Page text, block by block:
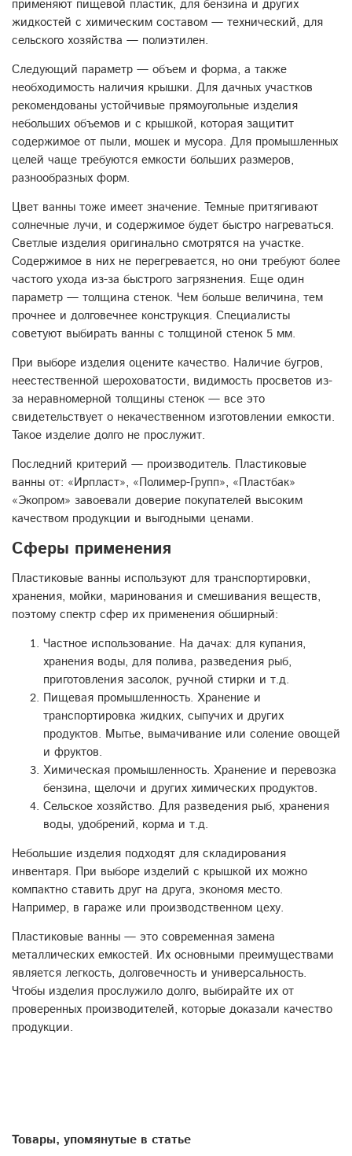
применяют пищевой пластик, для бензина и других
жидкостей с химическим составом — технический, для
сельского хозяйства — полиэтилен.
Следующий параметр — объем и форма, а также
необходимость наличия крышки. Для дачных участков
рекомендованы устойчивые прямоугольные изделия
небольших объемов и с крышкой, которая защитит
содержимое от пыли, мошек и мусора. Для промышленных
целей чаще требуются емкости больших размеров,
разнообразных форм.
Цвет ванны тоже имеет значение. Темные притягивают
солнечные лучи, и содержимое будет быстро нагреваться.
Светлые изделия оригинально смотрятся на участке.
Содержимое в них не перегревается, но они требуют более
частого ухода из-за быстрого загрязнения. Еще один
параметр — толщина стенок. Чем больше величина, тем
прочнее и долговечнее конструкция. Специалисты
советуют выбирать ванны с толщиной стенок 5 мм.
При выборе изделия оцените качество. Наличие бугров,
неестественной шероховатости, видимость просветов из-
за неравномерной толщины стенок — все это
свидетельствует о некачественном изготовлении емкости.
Такое изделие долго не прослужит.
Последний критерий — производитель. Пластиковые
ванны от: «Ирпласт», «Полимер-Групп», «Пластбак»
«Экопром» завоевали доверие покупателей высоким
качеством продукции и выгодными ценами.
Сферы применения
Пластиковые ванны используют для транспортировки,
хранения, мойки, маринования и смешивания веществ,
поэтому спектр сфер их применения обширный:
Частное использование. На дачах: для купания,
хранения воды, для полива, разведения рыб,
приготовления засолок, ручной стирки и т.д.
Пищевая промышленность. Хранение и
транспортировка жидких, сыпучих и других
продуктов. Мытье, вымачивание или соление овощей
и фруктов.
Химическая промышленность. Хранение и перевозка
бензина, щелочи и других химических продуктов.
Сельское хозяйство. Для разведения рыб, хранения
воды, удобрений, корма и т.д.
Небольшие изделия подходят для складирования
инвентаря. При выборе изделий с крышкой их можно
компактно ставить друг на друга, экономя место.
Например, в гараже или производственном цеху.
Пластиковые ванны — это современная замена
металлических емкостей. Их основными преимуществами
является легкость, долговечность и универсальность.
Чтобы изделия прослужило долго, выбирайте их от
проверенных производителей, которые доказали качество
продукции.
Товары, упомянутые в статье